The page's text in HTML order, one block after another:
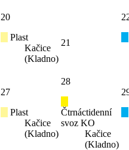
20
Plast
Kačice
(Kladno)
21
27
Plast
Kačice
(Kladno)
28
Čtrnáctidenní
svoz KO
Kačice
(Kladno)